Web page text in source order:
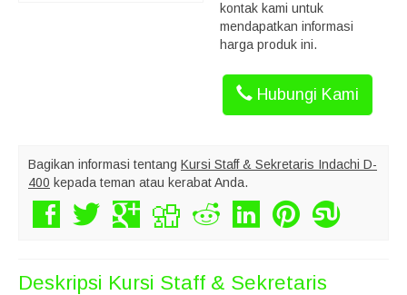
kontak kami untuk
mendapatkan informasi
harga produk ini.
Hubungi Kami
Bagikan informasi tentang Kursi Staff & Sekretaris Indachi D-
400 kepada teman atau kerabat Anda.
Deskripsi Kursi Staff & Sekretaris